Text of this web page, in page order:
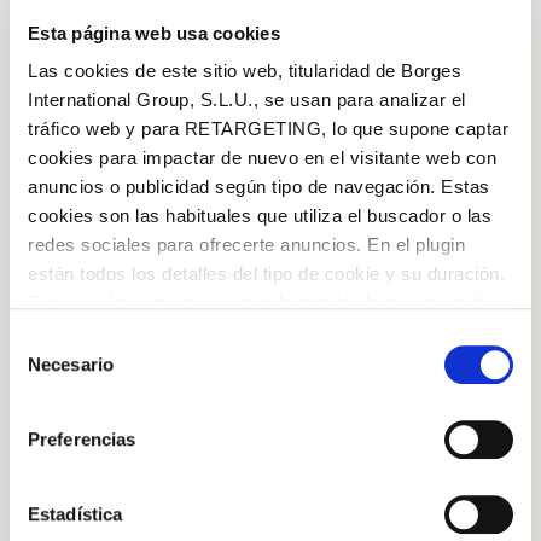
Esta página web usa cookies
Las cookies de este sitio web, titularidad de Borges
International Group, S.L.U., se usan para analizar el
tráfico web y para RETARGETING, lo que supone captar
cookies para impactar de nuevo en el visitante web con
anuncios o publicidad según tipo de navegación. Estas
cookies son las habituales que utiliza el buscador o las
redes sociales para ofrecerte anuncios. En el plugin
están todos los detalles del tipo de cookie y su duración.
la web aparece cómo evitar las cookies en el navegador.
Si se desea ver otra vez esta notificación navegar en
privado y aparecerá de nuevo. Le informamos que aún
no habiendo aceptado las cookies de analytics, Google
identifican de ninguna forma.
Necesario
Preferencias
Estadística
Azeite de oliva extravirgem Clássico
Step 1
o sal, a pimenta e o Azeite Premium Aromatizado com
homogênea. Assim que a mistura começar a
engrossar, acrescente o óleo de canola sem parar de